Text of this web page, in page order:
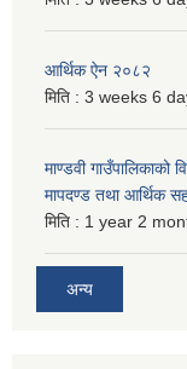
आर्थिक ऐन २०८२
मिति : 3 weeks 6
माण्डवी गाउँपालिकाको
मापदण्ड तथा आर्थिक
मिति : 1 year 2
अन्य